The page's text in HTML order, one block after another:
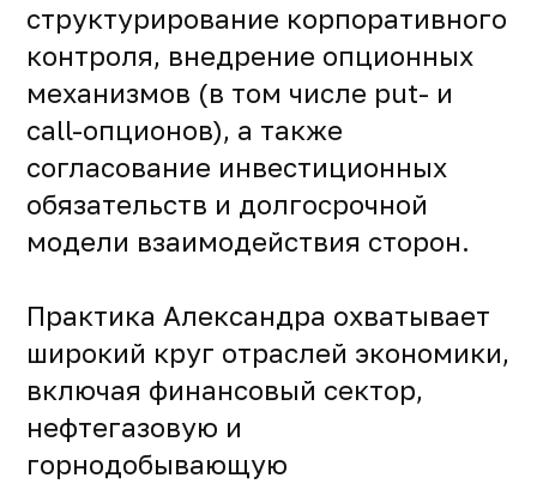
структурирование корпоративного
контроля, внедрение опционных
механизмов (в том числе put- и
call-опционов), а также
согласование инвестиционных
обязательств и долгосрочной
модели взаимодействия сторон.
Практика Александра охватывает
широкий круг отраслей экономики,
включая финансовый сектор,
нефтегазовую и
горнодобывающую